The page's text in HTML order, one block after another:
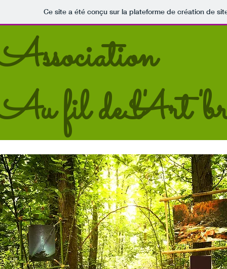
Ce site a été conçu sur la plateforme de création de
Association
Au fil de